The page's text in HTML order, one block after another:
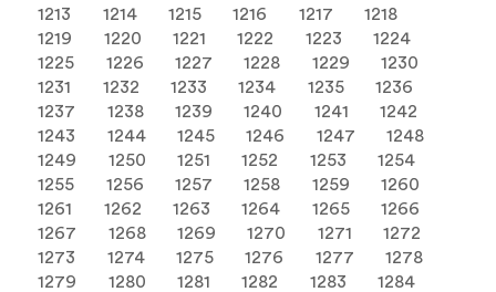
1213
1214 1215 1216 1217
1218
1219
1220 1221 1222 1223
1224
1225
1226 1227 1228 1229
1230
1231
1232 1233 1234 1235
1236
1237
1238 1239 1240 1241
1242
1243
1244 1245 1246 1247
1248
1249
1250 1251 1252 1253
1254
1255
1256 1257 1258 1259
1260
1261
1262 1263 1264 1265
1266
1267
1268 1269 1270 1271
1272
1273
1274 1275 1276 1277
1278
1279
1280 1281 1282 1283
1284